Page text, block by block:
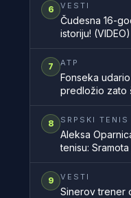
6 VESTI
Čudesna 16-
istoriju! (VIDEO)
7 ATP
Fonseka
predložio zato
8 SRPSKI TENIS
Aleksa
tenisu:
zemlje
9 VESTI
Sinerov trener